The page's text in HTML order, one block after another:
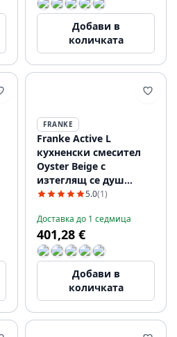
Добави в
количката
FRANKE
Franke Active L
кухненски смесител
Oyster Beige с
изтеглящ се душ
115.0653.389
5.0(1)
Доставка до 1 седмица
401,28 €
Добави в
количката